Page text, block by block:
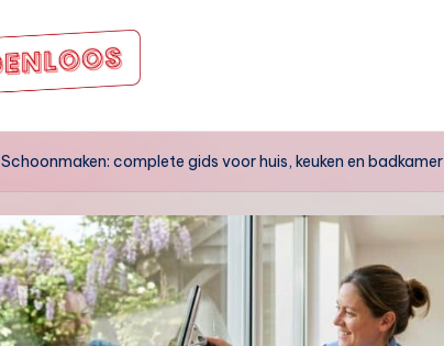
Schoonmaken: complete gids voor huis, keuken en badkamer